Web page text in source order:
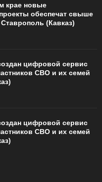
крае новые
обеспечат свыше
(Кавказ)
цифровой сервис
СВО и их семей
цифровой сервис
СВО и их семей